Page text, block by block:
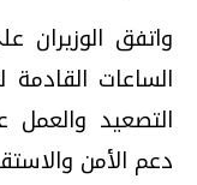
واتفق الوزيران
الساعات
التصعيد
دعم الأمن